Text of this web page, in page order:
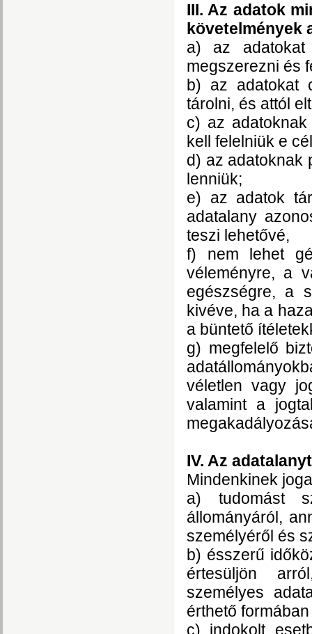
III. Az adatok
követelmények
a) az adatokat
megszerezni és
b) az adatokat
tárolni, és attól
c) az
kell felelniük e
d) az adatoknak
lenniük;
e) az adatok
adatalany
teszi lehetővé,
f) nem lehet
véleményre, a
egészségre, a
kivéve, ha a
a büntető
g) megfelelő
véletlen vagy
valamint a
IV. Az
Mindenkinek
a) tudomást
állományáról,
személyéről és
b) ésszerű
értesüljön
személyes
érthető
c) indokolt